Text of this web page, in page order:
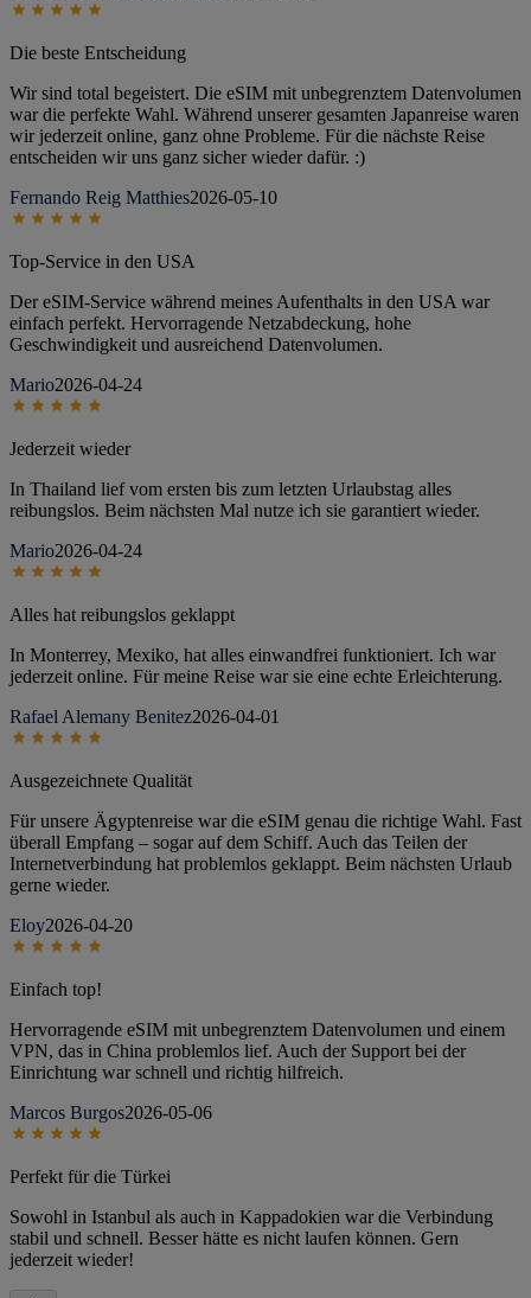
Die beste Entscheidung
Wir sind total begeistert. Die eSIM mit unbegrenztem Datenvolumen
war die perfekte Wahl. Während unserer gesamten Japanreise waren
wir jederzeit online, ganz ohne Probleme. Für die nächste Reise
entscheiden wir uns ganz sicher wieder dafür. :)
Fernando Reig Matthies2026-05-10
Top-Service in den USA
Der eSIM-Service während meines Aufenthalts in den USA war
einfach perfekt. Hervorragende Netzabdeckung, hohe
Geschwindigkeit und ausreichend Datenvolumen.
Mario2026-04-24
Jederzeit wieder
In Thailand lief vom ersten bis zum letzten Urlaubstag alles
reibungslos. Beim nächsten Mal nutze ich sie garantiert wieder.
Mario2026-04-24
Alles hat reibungslos geklappt
In Monterrey, Mexiko, hat alles einwandfrei funktioniert. Ich war
jederzeit online. Für meine Reise war sie eine echte Erleichterung.
Rafael Alemany Benitez2026-04-01
Ausgezeichnete Qualität
Für unsere Ägyptenreise war die eSIM genau die richtige Wahl. Fast
überall Empfang – sogar auf dem Schiff. Auch das Teilen der
Internetverbindung hat problemlos geklappt. Beim nächsten Urlaub
gerne wieder.
Eloy2026-04-20
Einfach top!
Hervorragende eSIM mit unbegrenztem Datenvolumen und einem
VPN, das in China problemlos lief. Auch der Support bei der
Einrichtung war schnell und richtig hilfreich.
Marcos Burgos2026-05-06
Perfekt für die Türkei
Sowohl in Istanbul als auch in Kappadokien war die Verbindung
stabil und schnell. Besser hätte es nicht laufen können. Gern
jederzeit wieder!